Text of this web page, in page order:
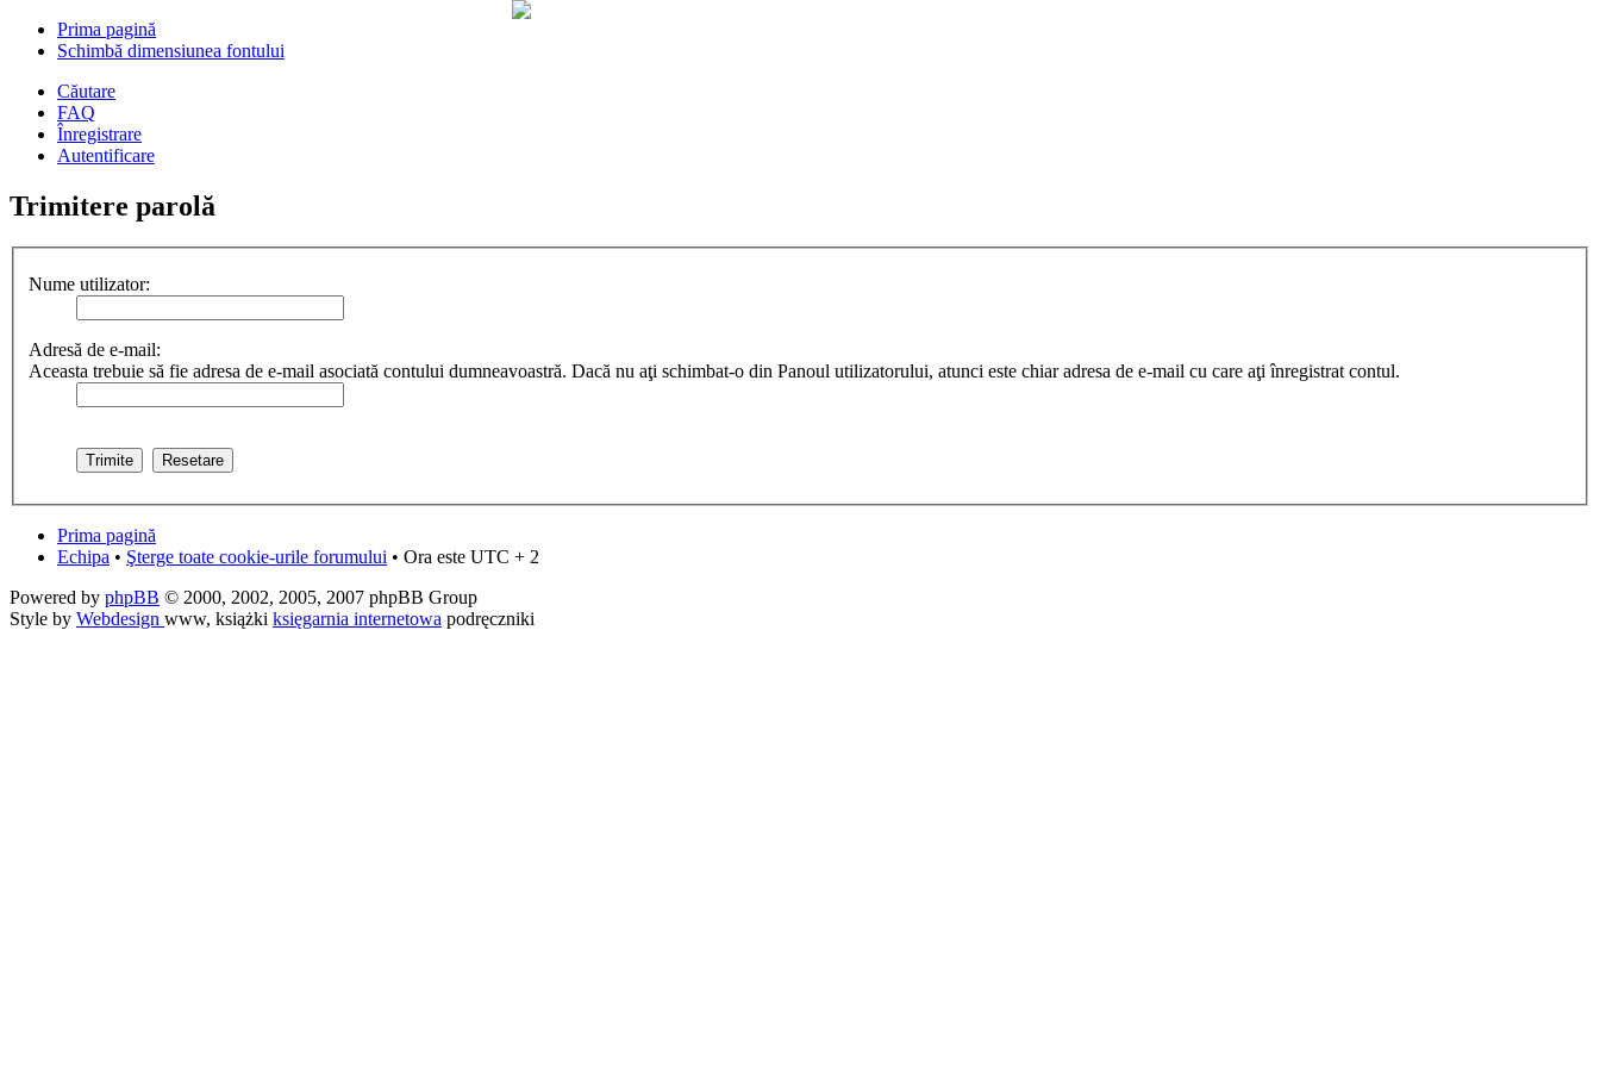
Prima pagină
Schimbă dimensiunea fontului
Căutare
FAQ
Înregistrare
Autentificare
Trimitere parolă
Nume utilizator:
Adresă de e-mail:
Aceasta trebuie să fie adresa de e-mail asociată contului dumneavoastră. Dacă nu aţi schimbat-o din Panoul utilizatorului, atunci este chiar adresa de e-mail cu care aţi înregistrat contul.
Prima pagină
Echipa • Şterge toate cookie-urile forumului • Ora este UTC + 2
Powered by phpBB © 2000, 2002, 2005, 2007 phpBB Group
Style by Webdesign www, książki księgarnia internetowa podręczniki